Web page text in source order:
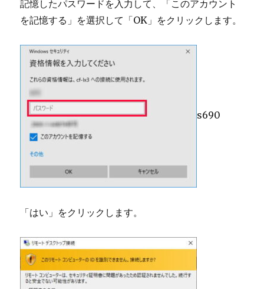
記憶したパスワードを入力して、「このアカウント
を記憶する」を選択して「OK」をクリックします。
s690
「はい」をクリックします。